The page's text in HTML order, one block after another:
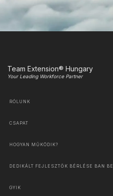
Team Extension® Hungary
Your Leading Workforce Partner
RÓLUNK
CSAPAT
HOGYAN MŰKÖDIK?
DEDIKÁLT FEJLESZTŐK BÉRLÉSE BAN
GYIK